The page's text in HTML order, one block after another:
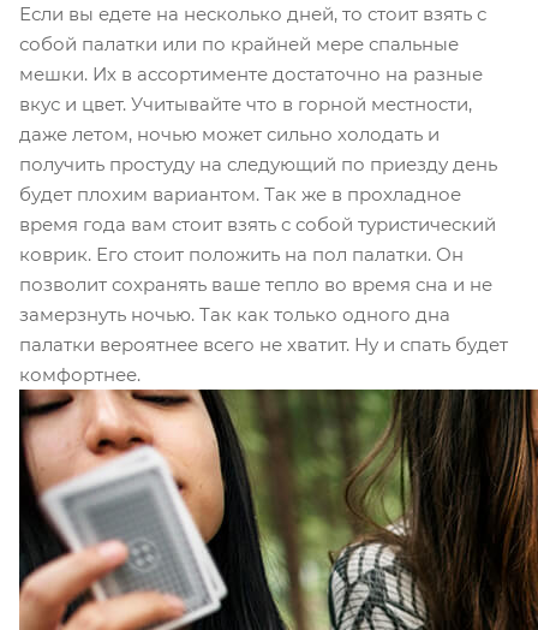
Если вы едете на несколько дней, то стоит взять с
собой палатки или по крайней мере спальные
мешки. Их в ассортименте достаточно на разные
вкус и цвет. Учитывайте что в горной местности,
даже летом, ночью может сильно холодать и
получить простуду на следующий по приезду день
будет плохим вариантом. Так же в прохладное
время года вам стоит взять с собой туристический
коврик. Его стоит положить на пол палатки. Он
позволит сохранять ваше тепло во время сна и не
замерзнуть ночью. Так как только одного дна
палатки вероятнее всего не хватит. Ну и спать будет
комфортнее.